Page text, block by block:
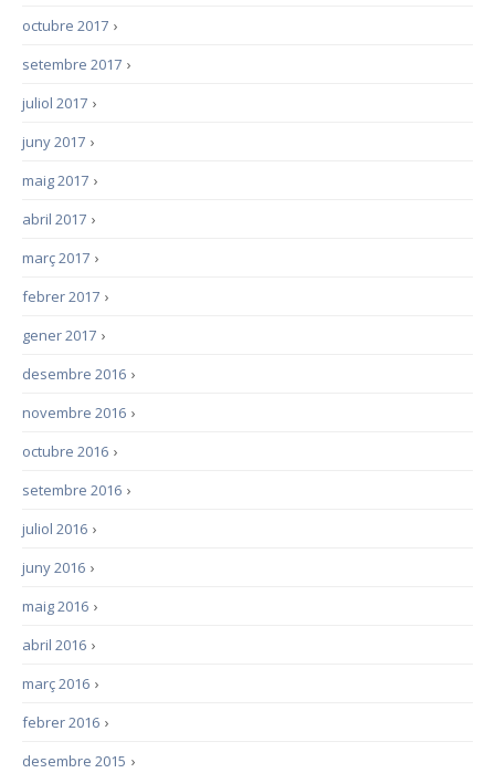
›
octubre 2017
›
setembre 2017
›
juliol 2017
›
juny 2017
›
maig 2017
›
abril 2017
›
març 2017
›
febrer 2017
›
gener 2017
›
desembre 2016
›
novembre 2016
›
octubre 2016
›
setembre 2016
›
juliol 2016
›
juny 2016
›
maig 2016
›
abril 2016
›
març 2016
›
febrer 2016
›
desembre 2015